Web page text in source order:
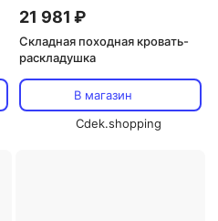
21 981 ₽
Складная походная кровать-
раскладушка
В магазин
Cdek.shopping